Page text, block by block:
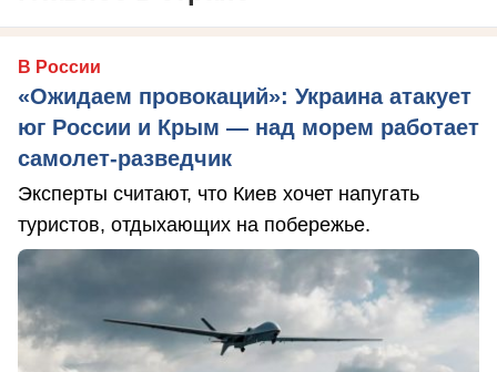
В России
«Ожидаем провокаций»: Украина атакует
юг России и Крым — над морем работает
самолет-разведчик
Эксперты считают, что Киев хочет напугать
туристов, отдыхающих на побережье.